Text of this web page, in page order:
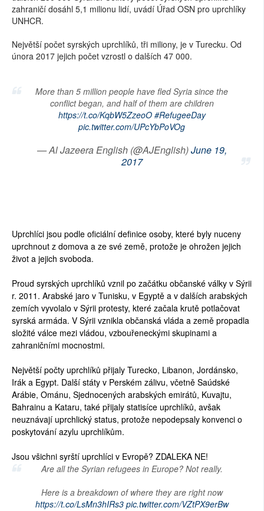
zahraničí dosáhl 5,1 milionu lidí, uvádí Úřad OSN pro uprchlíky
UNHCR.
Největší počet syrských uprchlíků, tři miliony, je v Turecku. Od
února 2017 jejich počet vzrostl o dalších 47 000.
More than 5 million people have fled Syria since the
conflict began, and half of them are children
https://t.co/KqbW5ZzeoO #RefugeeDay
pic.twitter.com/UPcYbPoVOg
— Al Jazeera English (@AJEnglish)June 19,
2017
Uprchlíci jsou podle oficiální definice osoby, které byly nuceny
uprchnout z domova a ze své země, protože je ohrožen jejich
život a jejich svoboda.
Proud syrských uprchlíků vznil po začátku občanské války v Sýrii
r. 2011. Arabské jaro v Tunisku, v Egyptě a v dalších arabských
zemích vyvolalo v Sýrii protesty, které začala krutě potlačovat
syrská armáda. V Sýrii vznikla občanská vláda a země propadla
složité válce mezi vládou, vzbouřeneckými skupinami a
zahraničními mocnostmi.
Největší počty uprchlíků přijaly Turecko, Libanon, Jordánsko,
Irák a Egypt. Další státy v Perském zálivu, včetně Saúdské
Arábie, Ománu, Sjednocených arabských emirátů, Kuvajtu,
Bahrainu a Kataru, také přijaly statisíce uprchlíků, avšak
neuznávají uprchlický status, protože nepodepsaly konvenci o
poskytování azylu uprchlíkům.
Jsou všichni syrští uprchlíci v Evropě? ZDALEKA NE!
Are all the Syrian refugees in Europe? Not really.
Here is a breakdown of where they are right now
https://t.co/LsMn3hIRs3 pic.twitter.com/VZtPX9erBw